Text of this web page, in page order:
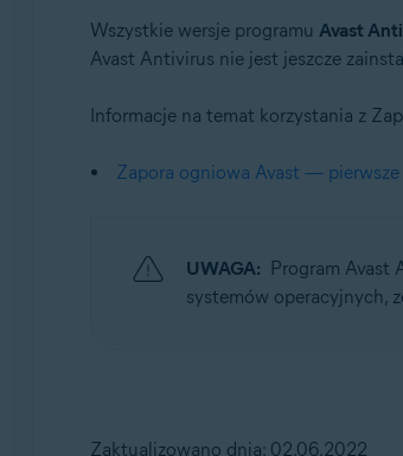
Wszystkie wersje programu Avast
Avast Antivirus nie jest jeszcze
Informacje na temat korzystania z
Zapora ogniowa Avast — pierwsze
UWAGA: Program Avast
systemów operacyjnych,
Zaktualizowano dnia: 02.06.2022